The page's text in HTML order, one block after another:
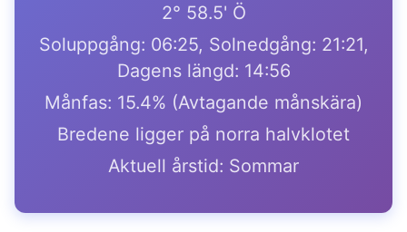
2° 58.5' Ö
Soluppgång: 06:25, Solnedgång: 21:21,
Dagens längd: 14:56
Månfas: 15.4% (Avtagande månskära)
Bredene ligger på norra halvklotet
Aktuell årstid: Sommar